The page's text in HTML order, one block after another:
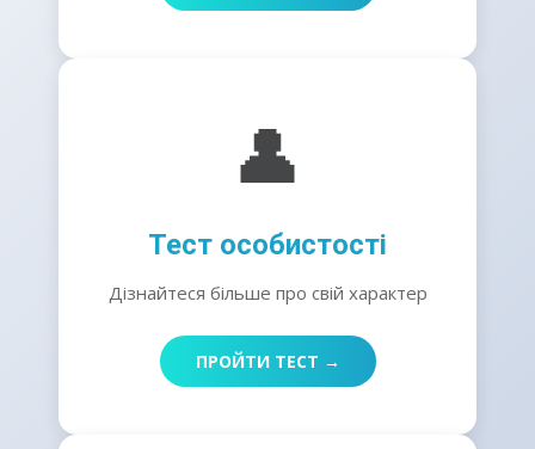
👤
Тест особистості
Дізнайтеся більше про свій характер
ПРОЙТИ ТЕСТ →